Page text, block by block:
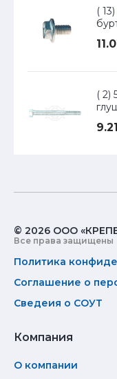
(
( 2)
© 2026 ООО
Все права защищены
Политика
Соглашение о
Сведеия о СОУТ
Компания
О компании